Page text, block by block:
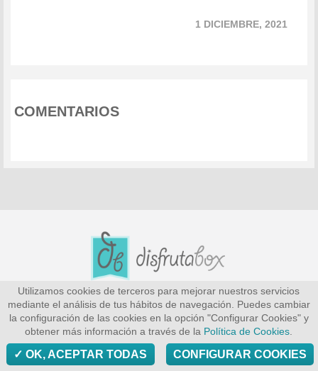
1 DICIEMBRE, 2021
COMENTARIOS
© 2016 Todos los derechos reservados
Preguntas frecuentes Quiénes Somos
Contacto
Términos y condiciones
Política de privacidad
Política de cookies
Utilizamos cookies de terceros para mejorar nuestros servicios
mediante el análisis de tus hábitos de navegación. Puedes cambiar
la configuración de las cookies en la opción "Configurar Cookies" y
obtener más información a través de la Política de Cookies.
OK, ACEPTAR TODAS CONFIGURAR COOKIES